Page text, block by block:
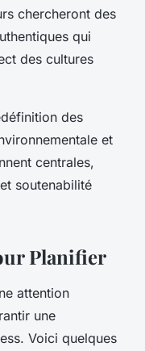
chercheront des
qui
des cultures
des
et
centrales,
soutenabilité
Planifier
attention
une
Voici quelques